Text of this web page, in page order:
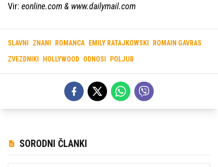
Vir: eonline.com & www.dailymail.com
SLAVNI ZNANI ROMANCA EMILY RATAJKOWSKI ROMAIN GAVRAS
ZVEZDNIKI HOLLYWOOD ODNOSI POLJUB
SORODNI ČLANKI